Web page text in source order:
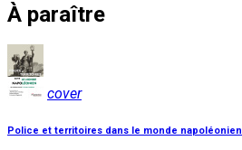
À paraître
cover
Police et territoires dans le monde napoléonien